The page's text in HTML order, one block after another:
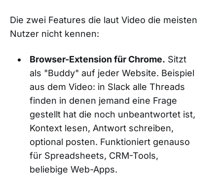
Die zwei Features die laut Video die meisten
Nutzer nicht kennen:
Browser-Extension für Chrome. Sitzt
als "Buddy" auf jeder Website. Beispiel
aus dem Video: in Slack alle Threads
finden in denen jemand eine Frage
gestellt hat die noch unbeantwortet ist,
Kontext lesen, Antwort schreiben,
optional posten. Funktioniert genauso
für Spreadsheets, CRM-Tools,
beliebige Web-Apps.